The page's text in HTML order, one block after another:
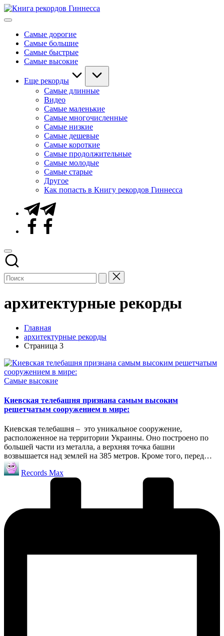
Перейти
к
Мировые
ГиннессаСамые дорогие
Самые большие
Самые быстрые
Самые высокие
Еще рекорды
Самые длинные
Видео
Самые маленькие
Самые многочисленные
Самые низкие
Самые дешевые
Самые короткие
Самые продолжительные
Самые молодые
Самые старые
Другое
Как попасть в Книгу рекордов Гиннесса
Telegram
Facebook
архитектурные рекорды
Главная
архитектурные рекорды
Страница 3
Опубликовано
Самые высокие
Киевская телебашня признана самым высоким
решетчатым сооружением в мире:
Киевская телебашня – это уникальное сооружение,
расположенное на территории Украины. Оно построено по
большей части из металла, а верхняя точка башни
возвышается над землей на 385 метров. Кроме того, перед…
Запись
от
Records Max